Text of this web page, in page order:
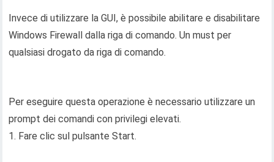
Invece di utilizzare la GUI, è possibile abilitare e disabilitare
Windows Firewall dalla riga di comando. Un must per
qualsiasi drogato da riga di comando.
Per eseguire questa operazione è necessario utilizzare un
prompt dei comandi con privilegi elevati.
1. Fare clic sul pulsante Start.